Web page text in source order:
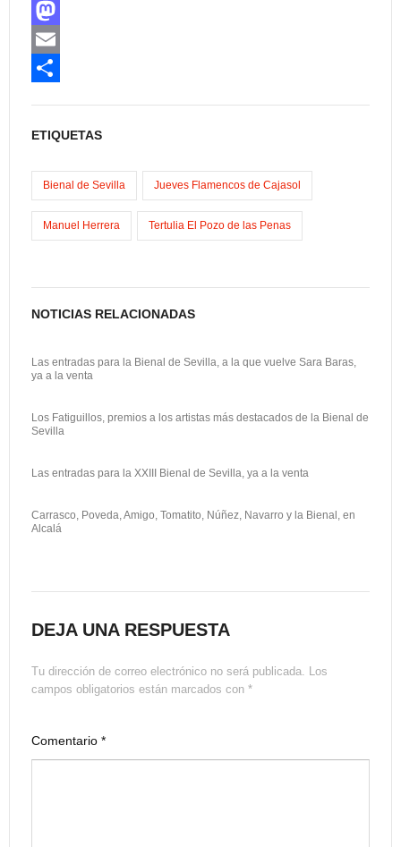
F
a
c
k
M
a
o
n
E
a
r
ETIQUETAS
Bienal de Sevilla Jueves Flamencos de Cajasol
Manuel Herrera Tertulia El Pozo de las Penas
NOTICIAS RELACIONADAS
Las entradas para la Bienal de Sevilla, a la que vuelve Sara Baras,
ya a la venta
Los Fatiguillos, premios a los artistas más destacados de la Bienal de
Sevilla
Las entradas para la XXIII Bienal de Sevilla, ya a la venta
Carrasco, Poveda, Amigo, Tomatito, Núñez, Navarro y la Bienal, en
Alcalá
DEJA UNA RESPUESTA
Tu dirección de correo electrónico no será publicada. Los
campos obligatorios están marcados con *
Comentario *